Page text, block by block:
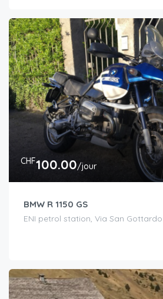
CHF100.00/jour
BMW R 1150 GS
ENI petrol station, Via San Gottardo